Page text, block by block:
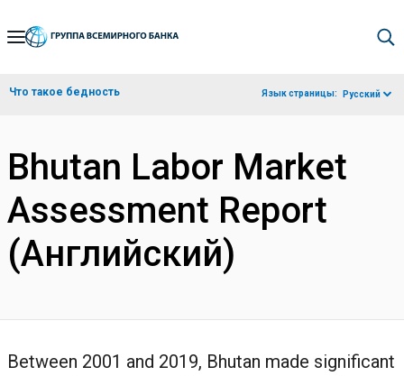
Skip
Navigation
Что такое бедность Язык страницы: Русский
Bhutan Labor Market
Assessment Report
(Английский)
Between 2001 and 2019, Bhutan made significant